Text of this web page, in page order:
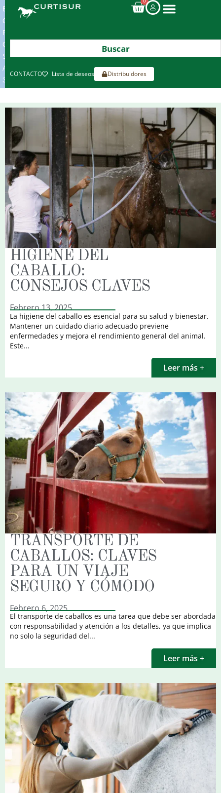
ENVIOS
GRATIS
POR
COMPRAS
SUPERIORES
A
300€*
CONTACTO Lista de deseos Distribuidores
HIGIENE DEL
CABALLO:
CONSEJOS CLAVES
Febrero 13, 2025
La higiene del caballo es esencial para su salud y bienestar.
Mantener un cuidado diario adecuado previene
enfermedades y mejora el rendimiento general del animal.
Este...
Leer más +
TRANSPORTE DE
CABALLOS: CLAVES
PARA UN VIAJE
SEGURO Y CÓMODO
Febrero 6, 2025
El transporte de caballos es una tarea que debe ser abordada
con responsabilidad y atención a los detalles, ya que implica
no solo la seguridad del...
Leer más +